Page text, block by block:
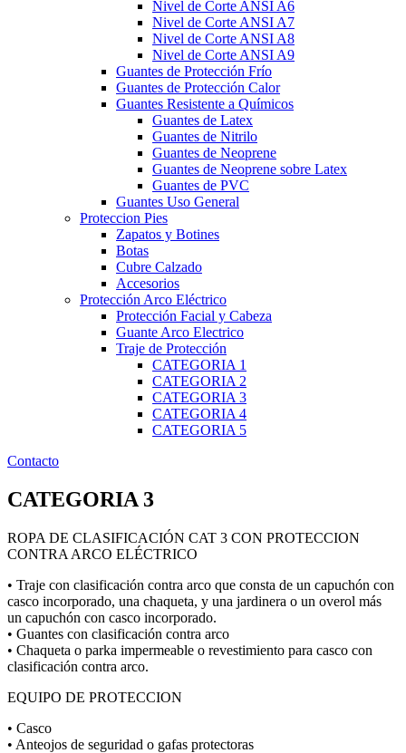
Nivel de Corte ANSI A6
Nivel de Corte ANSI A7
Nivel de Corte ANSI A8
Nivel de Corte ANSI A9
Guantes de Protección Frío
Guantes de Protección Calor
Guantes Resistente a Químicos
Guantes de Latex
Guantes de Nitrilo
Guantes de Neoprene
Guantes de Neoprene sobre Latex
Guantes de PVC
Guantes Uso General
Proteccion Pies
Zapatos y Botines
Botas
Cubre Calzado
Accesorios
Protección Arco Eléctrico
Protección Facial y Cabeza
Guante Arco Electrico
Traje de Protección
CATEGORIA 1
CATEGORIA 2
CATEGORIA 3
CATEGORIA 4
CATEGORIA 5
Contacto
CATEGORIA 3
ROPA DE CLASIFICACIÓN CAT 3 CON PROTECCION
CONTRA ARCO ELÉCTRICO
• Traje con clasificación contra arco que consta de un capuchón con
casco incorporado, una chaqueta, y una jardinera o un overol más
un capuchón con casco incorporado.
• Guantes con clasificación contra arco
• Chaqueta o parka impermeable o revestimiento para casco con
clasificación contra arco.
EQUIPO DE PROTECCION
• Casco
• Anteojos de seguridad o gafas protectoras